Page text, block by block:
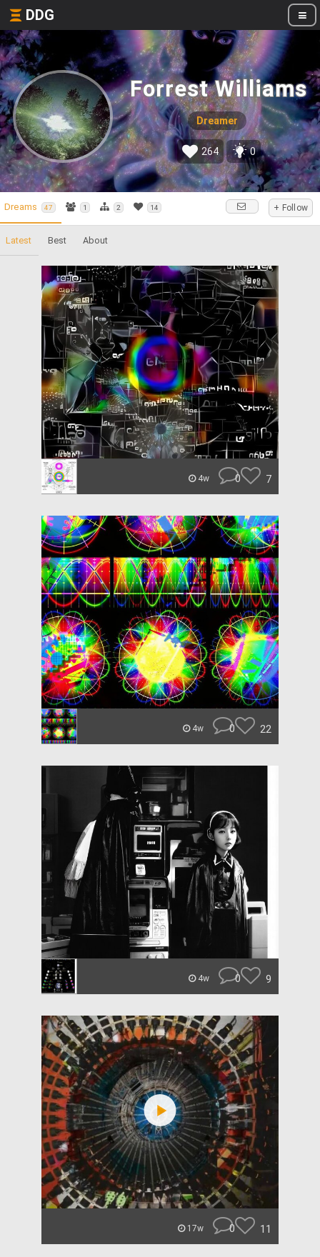
DDG
Forrest Williams
Dreamer
264 0
Dreams 47 1 2 14 + Follow
Latest Best About
4w 0 7
4w 0 22
4w 0 9
17w 0 11